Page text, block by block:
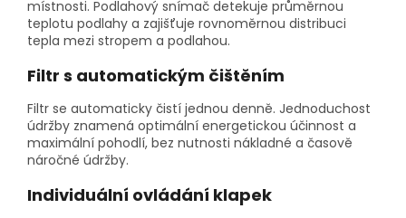
místnosti. Podlahový snímač detekuje průměrnou
teplotu podlahy a zajišťuje rovnoměrnou distribuci
tepla mezi stropem a podlahou.
Filtr s automatickým čištěním
Filtr se automaticky čistí jednou denně. Jednoduchost
údržby znamená optimální energetickou účinnost a
maximální pohodlí, bez nutnosti nákladné a časově
náročné údržby.
Individuální ovládání klapek